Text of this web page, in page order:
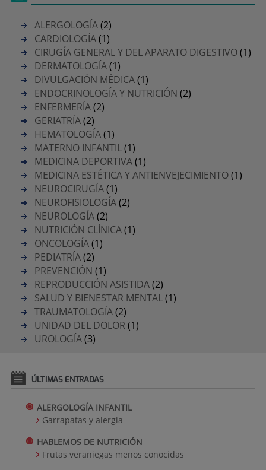
ALERGOLOGÍA(2)
CARDIOLOGÍA(1)
CIRUGÍA GENERAL Y DEL APARATO DIGESTIVO(1)
DERMATOLOGÍA(1)
DIVULGACIÓN MÉDICA(1)
ENDOCRINOLOGÍA Y NUTRICIÓN (2)
ENFERMERÍA(2)
GERIATRÍA(2)
HEMATOLOGÍA(1)
MATERNO INFANTIL(1)
MEDICINA DEPORTIVA(1)
MEDICINA ESTÉTICA Y ANTIENVEJECIMIENTO(1)
NEUROCIRUGÍA(1)
NEUROFISIOLOGÍA(2)
NEUROLOGÍA(2)
NUTRICIÓN CLÍNICA(1)
ONCOLOGÍA(1)
PEDIATRÍA(2)
PREVENCIÓN (1)
REPRODUCCIÓN ASISTIDA(2)
SALUD Y BIENESTAR MENTAL(1)
TRAUMATOLOGÍA(2)
UNIDAD DEL DOLOR(1)
UROLOGÍA(3)
ÚLTIMAS ENTRADAS
ALERGOLOGÍA INFANTIL
Garrapatas y alergia
HABLEMOS DE NUTRICIÓN
Frutas veraniegas menos conocidas